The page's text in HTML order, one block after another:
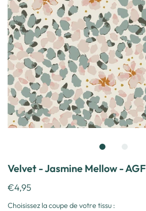
Velvet - Jasmine Mellow - AGF
€4,95
Choisissez la coupe de votre tissu :